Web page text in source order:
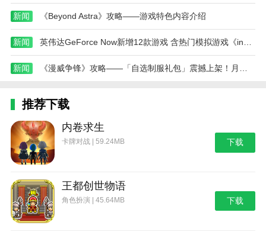
作，都展现出高度的真实性与趣味性。游戏在模拟修理
的同时，融入了策略经营元素，让玩家在技术与管理之
间取得平衡，充满成就感和挑战性。若你热爱机械维
修、喜欢模拟经营，这款真实挖掘机修理店最新版游戏
将带你感受工程机械世界的精密与魅力，是不可错过的
本站为您提供真实挖掘机修理店 最新版的 手机游
app最好的网站！
新闻 《Beyond Astra》攻略——游戏特色内容介绍
新闻
新闻
推荐下载
内卷求生
卡牌对战 | 59.24MB 下载
王都创世物语
角色扮演 | 45.64MB 下载